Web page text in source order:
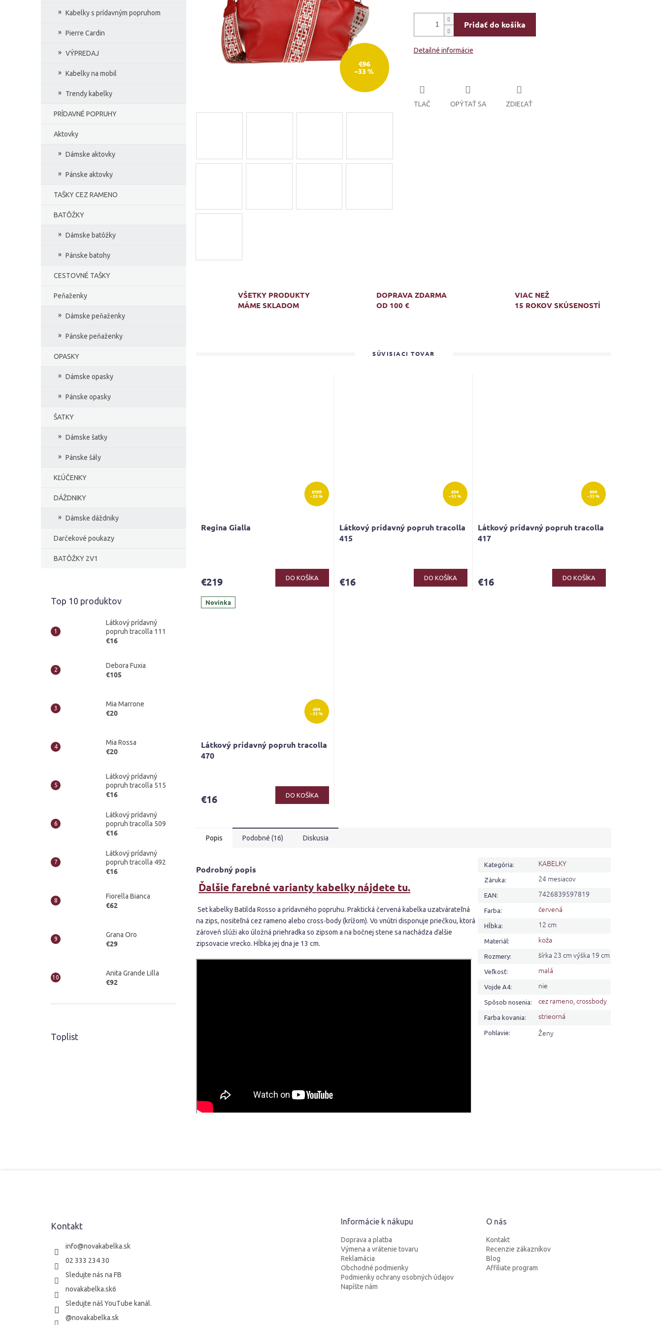
Kabelky s prídavným popruhom
Pierre Cardin
VÝPREDAJ
Kabelky na mobil
Trendy kabelky
PRÍDAVNÉ POPRUHY
Aktovky
Dámske aktovky
Pánske aktovky
TAŠKY CEZ RAMENO
BATÔŽKY
Dámske batôžky
Pánske batohy
CESTOVNÉ TAŠKY
Peňaženky
Dámske peňaženky
Pánske peňaženky
OPASKY
Dámske opasky
Pánske opasky
ŠATKY
Dámske šatky
Pánske šály
KĽÚČENKY
DÁŽDNIKY
Dámske dáždniky
Darčekové poukazy
BATÔŽKY 2V1
Top 10 produktov
Látkový prídavný
popruh tracolla 111
€16
Debora Fuxia
€105
Mia Marrone
€20
Mia Rossa
€20
Látkový prídavný
popruh tracolla 515
€16
Látkový prídavný
popruh tracolla 509
€16
Látkový prídavný
popruh tracolla 492
€16
Fiorella Bianca
€62
Grana Oro
€29
Anita Grande Lilla
€92
Toplist
€96
–33 %
Pridať do košíka
Detailné informácie
TLAČ OPÝTAŤ SA ZDIEĽAŤ
VŠETKY PRODUKTY
MÁME SKLADOM
DOPRAVA ZDARMA
OD 100 €
VIAC NEŽ
15 ROKOV SKÚSENOSTÍ
SÚVISIACI TOVAR
€328
–33 %
Regina Gialla
je
€219 DO KOŠÍKA
€24
–33 %
Látkový prídavný popruh tracolla
415
€16 DO KOŠÍKA
€24
–33 %
Látkový prídavný popruh tracolla
417
€16 DO KOŠÍKA
Novinka
€24
–33 %
Látkový prídavný popruh tracolla
470
€16 DO KOŠÍKA
Popis Podobné (16) Diskusia
Podrobný popis
Ďalšie farebné varianty kabelky nájdete tu.
Set kabelky Batilda Rosso a prídavného popruhu. Praktická červená kabelka uzatvárateľná
na zips, nositeľná cez rameno alebo cross-body (krížom). Vo vnútri disponuje priečkou, ktorá
zároveň slúži ako úložná priehradka so zipsom a na bočnej stene sa nachádza ďalšie
zipsovacie vrecko. Hĺbka jej dna je 13 cm.
Kategória: KABELKY
Záruka: 24 mesiacov
EAN: 7426839597819
Farba: červená
Hĺbka: 12 cm
Materiál: koža
Rozmery: šírka 23 cm výška 19 cm
Veľkosť: malá
Vojde A4: nie
Spôsob nosenia: cez rameno,crossbody
Farba kovania: strieorná
Pohlavie: Ženy
Kontakt
info@novakabelka.sk
02 333 234 30
Sledujte nás na FB
novakabelka.sk6
Sledujte náš YouTube kanál.
@novakabelka.sk
Informácie k nákupu
Doprava a platba
Výmena a vrátenie tovaru
Reklamácia
Obchodné podmienky
Podmienky ochrany osobných údajov
Napíšte nám
O nás
Kontakt
Recenzie zákazníkov
Blog
Affiliate program